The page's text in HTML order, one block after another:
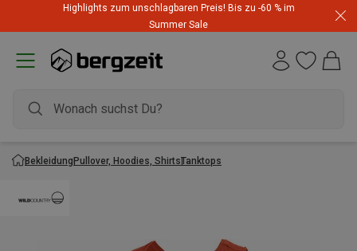
Highlights zum unschlagbaren Preis! Bis zu -60 % im
Summer Sale
BekleidungPullover, Hoodies, ShirtsTanktops